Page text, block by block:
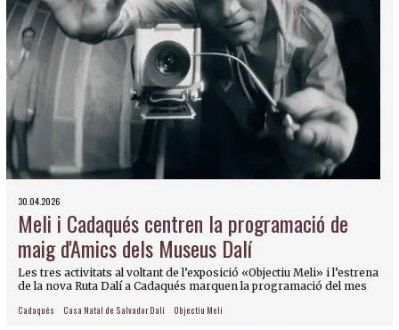
30.04.2026
Meli i Cadaqués centren la programació de
maig d'Amics dels Museus Dalí
Les tres activitats al voltant de l’exposició «Objectiu Meli» i l’estrena
de la nova Ruta Dalí a Cadaqués marquen la programació del mes
Cadaqués Casa Natal de Salvador Dalí Objectiu Meli